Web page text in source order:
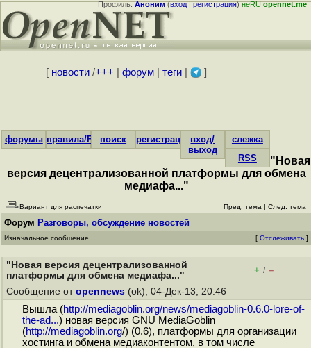
Профиль:Аноним(вход|регистрация)неRUopennet.me
[ новости/+++ форум| теги| ]
форумы правила/FAQпоиск регистрациявход/
выход
слежка
RSS
"Новая
версия децентрализованной платформы для обмена
медиафа..."
Вариант для распечатки Пред. тема | След. тема
Форум Разговоры, обсуждение новостей
Изначальное сообщение [ Отслеживать ]
"Новая версия децентрализованной
платформы для обмена медиафа..."
+ / –
Сообщение от opennews (ok), 04-Дек-13, 20:46
Вышла (http://mediagoblin.org/news/mediagoblin-0.6.0-lore-of-
the-ad...) новая версия GNU MediaGoblin
(http://mediagoblin.org/) (0.6), платформы для организации
хостинга и обмена медиаконтентом, в том числе